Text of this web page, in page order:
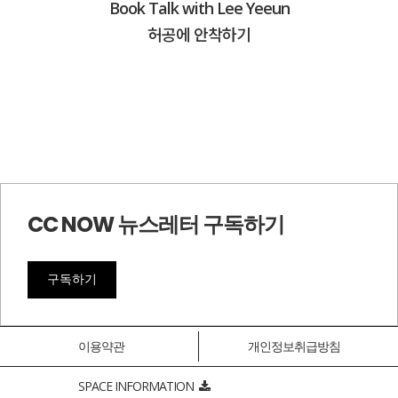
Book Talk with Lee Yeeun
허공에 안착하기
CC NOW 뉴스레터 구독하기
구독하기
이용약관 개인정보취급방침
SPACE INFORMATION